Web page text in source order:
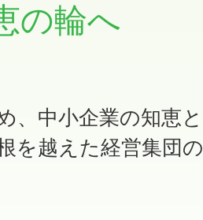
の輪へ
、中小企業の知恵と
を越えた経営集団の